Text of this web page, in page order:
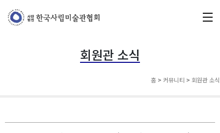
회원관 소식
홈 > 커뮤니티 > 회원관 소식